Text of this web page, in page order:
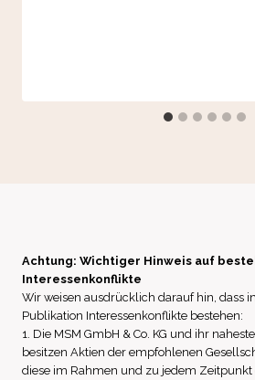
Achtung: Wichtiger Hinweis auf
Interessenkonflikte
Wir weisen ausdrücklich darauf hin, dass
Publikation Interessenkonflikte bestehen:
1. Die MSM GmbH & Co. KG und ihr
besitzen Aktien der empfohlenen
diese im Rahmen und zu jedem